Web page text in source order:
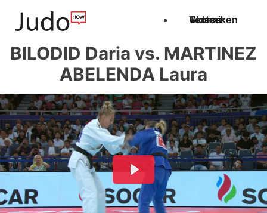
Techniken
Videos
Glossar
BILODID Daria vs. MARTINEZ
ABELENDA Laura